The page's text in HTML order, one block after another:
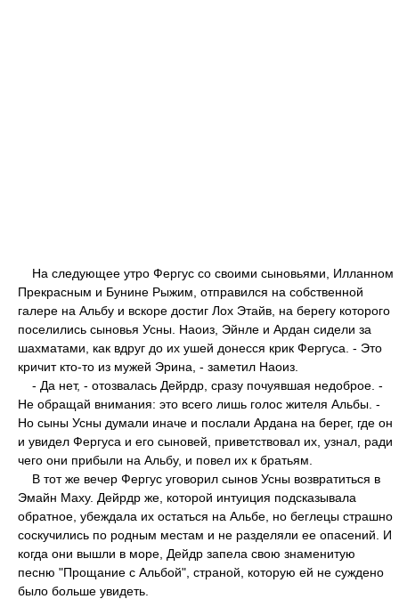
На следующее утро Фергус со своими сыновьями, Илланном
Прекрасным и Бунине Рыжим, отправился на собственной
галере на Альбу и вскоре достиг Лох Этайв, на берегу которого
поселились сыновья Усны. Наоиз, Эйнле и Ардан сидели за
шахматами, как вдруг до их ушей донесся крик Фергуса. - Это
кричит кто-то из мужей Эрина, - заметил Наоиз.
- Да нет, - отозвалась Дейрдр, сразу почуявшая недоброе. -
Не обращай внимания: это всего лишь голос жителя Альбы. -
Но сыны Усны думали иначе и послали Ардана на берег, где он
и увидел Фергуса и его сыновей, приветствовал их, узнал, ради
чего они прибыли на Альбу, и повел их к братьям.
В тот же вечер Фергус уговорил сынов Усны возвратиться в
Эмайн Маху. Дейрдр же, которой интуиция подсказывала
обратное, убеждала их остаться на Альбе, но беглецы страшно
соскучились по родным местам и не разделяли ее опасений. И
когда они вышли в море, Дейдр запела свою знаменитую
песню "Прощание с Альбой", страной, которую ей не суждено
было больше увидеть.